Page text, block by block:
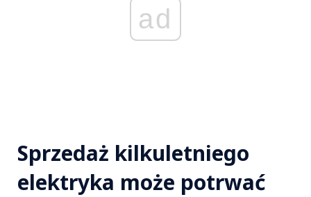
ad
Sprzedaż kilkuletniego
elektryka może potrwać